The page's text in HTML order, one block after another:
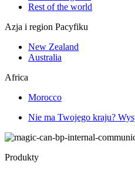
Rest of the world
Azja i region Pacyfiku
New Zealand
Australia
Africa
Morocco
Nie ma Twojego kraju?
Produkty